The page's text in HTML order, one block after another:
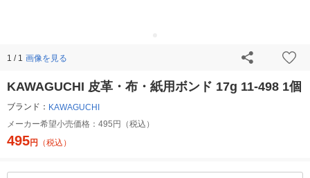
1 / 1 画像を見る
KAWAGUCHI 皮革・布・紙用ボンド 17g 11-498 1個
ブランド： KAWAGUCHI
メーカー希望小売価格： 495円（税込）
495円 （税込）